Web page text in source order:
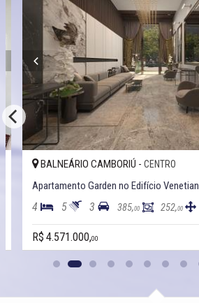
BALNEÁRIO CAMBORIÚ - CENTRO
Apartamento Garden no Edifício Venetian
4 5 3 385,00 252,00
R$ 4.571.000,00